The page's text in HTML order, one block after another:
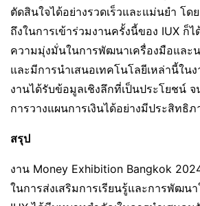
ตัดสินใจได้อย่างรวดเร็วและแม่นยำ โด
ถึงในการเข้าร่วมงานครั้งนี้ของ IUX ก็ไ
ความมุ่งมั่นในการพัฒนาเครื่องมือและ
และมีการนำเสนอเทคโนโลยีเหล่านี้ในง
งานได้รับข้อมูลเชิงลึกที่เป็นประโยชน์
การวางแผนการเงินได้อย่างมีประสิทธิภ
สรุป
งาน Money Exhibition Bangkok
ในการส่งเสริมการเรียนรู้และการพัฒน